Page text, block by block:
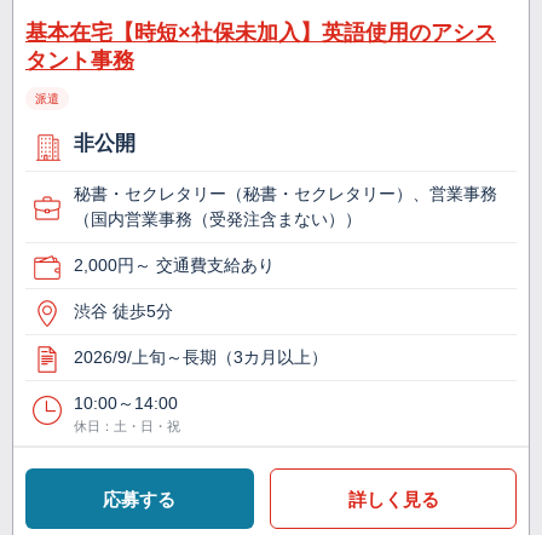
基本在宅【時短×社保未加入】英語使用のアシス
タント事務
派遣
非公開
秘書・セクレタリー（秘書・セクレタリー）、営業事務
（国内営業事務（受発注含まない））
2,000円～ 交通費支給あり
渋谷 徒歩5分
2026/9/上旬～長期（3カ月以上）
10:00～14:00
休日：土・日・祝
応募する 詳しく見る